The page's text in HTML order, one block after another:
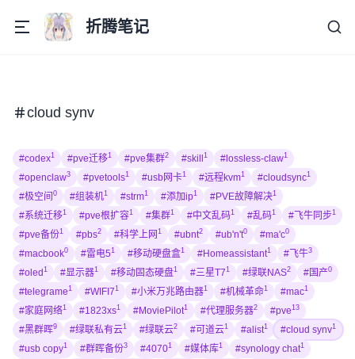
折腾笔记
cloud synv
#codex1 #pve迁移1 #pve集群2 #skill 1 #lossless-claw1
#openclaw3 #pvetools1 #usb网卡1 #远程kvm1 #cloudsync1
#极空间 0 #组装机1 #strm1 #添加ip1 #PVE故障解决1
#系统迁移1 #pve根扩容1 #集群1 #中文乱码1 #乱码1 #飞牛同步1
#pve备份1 #pbs2 #科学上网 1 #ubnt2 #ub'n't0 #ma'c0
#macbook0 #雷电5 1 #移动硬盘盒1 #Homeassistant1 #飞牛3
#oled 1 #显示器1 #移动固态硬盘1 #三星T7 1 #绿联NAS2 #国产0
#telegrame 1 #WIFI7 1 #小米万兆路由器1 #机械革命1 #mac1
#家庭网络1 #1823xs1 #MoviePilot1 #代理服务器2 #pve 13
#黑群晖9 #绿联私有云1 #绿联云2 #可道云1 #alist1 #cloud synv1
#usb copy1 #群晖备份3 #40701 #媒体库1 #synology chat1